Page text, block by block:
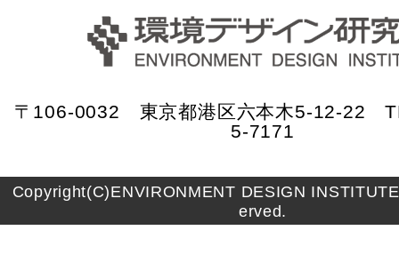
〒106-0032 東京都港区六本木5-12-22
5-7171
Copyright(C)ENVIRONMENT DESIGN
erved.